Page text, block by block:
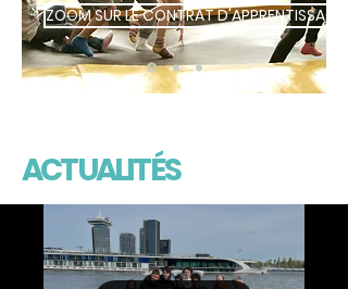
ZOOM SUR LE CONTRAT D'APPRENTISSAGE
ACTUALITÉS